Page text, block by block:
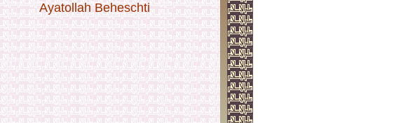
Ayatollah Beheschti